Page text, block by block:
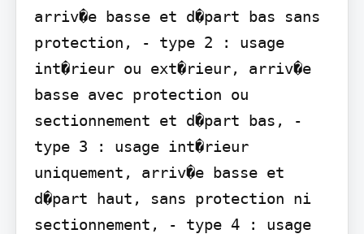
arriv�e basse et d�part bas sans
protection, - type 2 : usage
int�rieur ou ext�rieur, arriv�e
basse avec protection ou
sectionnement et d�part bas, -
type 3 : usage int�rieur
uniquement, arriv�e basse et
d�part haut, sans protection ni
sectionnement, - type 4 : usage